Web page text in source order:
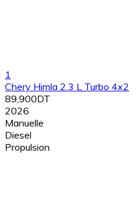
1
Chery Himla 2.3 L Turbo 4x2
89,900DT
2026
Manuelle
Diesel
Propulsion